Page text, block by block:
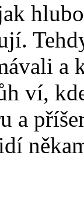
a
ví,
a